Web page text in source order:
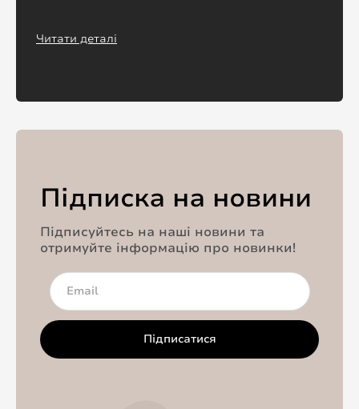
Читати деталі
Підписка на новини
Підписуйтесь на наші новини та
отримуйте інформацію про новинки!
Підписатися